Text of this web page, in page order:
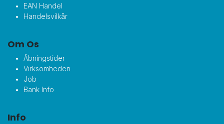
EAN Handel
Handelsvilkår
Om Os
Åbningstider
Virksomheden
Job
Bank Info
Info